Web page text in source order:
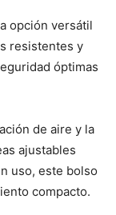
opción versátil
resistentes y
óptimas
de aire y la
ajustables
uso, este bolso
compacto.